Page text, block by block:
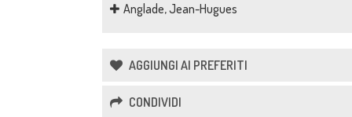
Anglade, Jean-Hugues
AGGIUNGI AI PREFERITI
CONDIVIDI